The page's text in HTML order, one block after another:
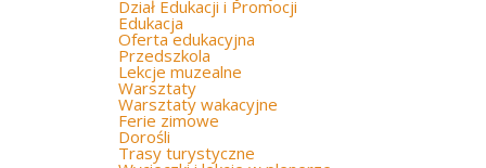
Dział Edukacji i Promocji
Edukacja
Oferta edukacyjna
Przedszkola
Lekcje muzealne
Warsztaty
Warsztaty wakacyjne
Ferie zimowe
Dorośli
Trasy turystyczne